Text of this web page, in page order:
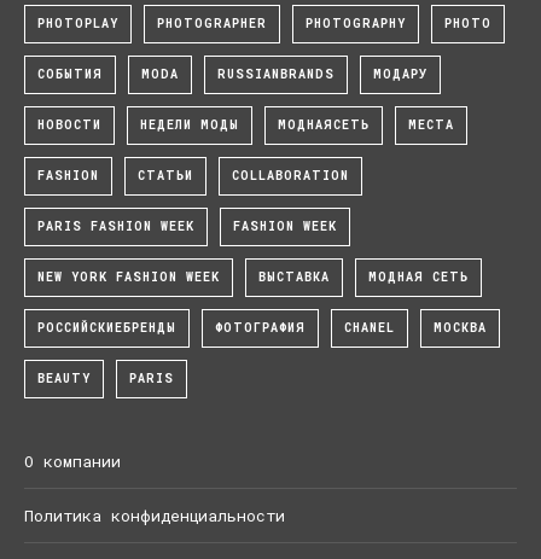
PHOTOPLAY PHOTOGRAPHER PHOTOGRAPHY PHOTO
СОБЫТИЯ MODA RUSSIANBRANDS МОДАРУ
НОВОСТИ НЕДЕЛИ МОДЫ МОДНАЯСЕТЬ МЕСТА
FASHION СТАТЬИ COLLABORATION
PARIS FASHION WEEK FASHION WEEK
NEW YORK FASHION WEEK ВЫСТАВКА МОДНАЯ СЕТЬ
РОССИЙСКИЕБРЕНДЫ ФОТОГРАФИЯ CHANEL МОСКВА
BEAUTY PARIS
О компании
Политика конфиденциальности